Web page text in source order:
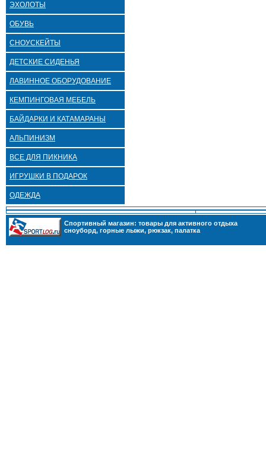
ЭХОЛОТЫ
ОБУВЬ
СНОУСКЕЙТЫ
ДЕТСКИЕ СИДЕНЬЯ
ЛАВИННОЕ ОБОРУДОВАНИЕ
КЕМПИНГОВАЯ МЕБЕЛЬ
БАЙДАРКИ И КАТАМАРАНЫ
АЛЬПИНИЗМ
ВСЕ ДЛЯ ПИКНИКА
ИГРУШКИ В ПОДАРОК
ОДЕЖДА
Cпортивный магазин: товары для активного отдыха
сноуборд, горные лыжи, рюкзак, палатка